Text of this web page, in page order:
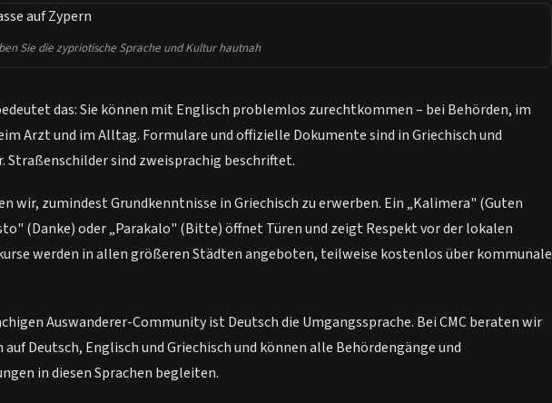
Sie die zypriotische Sprache und Kultur hautnah
das: Sie können mit Englisch problemlos zurechtkommen – bei Behörden, im
Arzt und im Alltag. Formulare und offizielle Dokumente sind in Griechisch und
Straßenschilder sind zweisprachig beschriftet.
wir, zumindest Grundkenntnisse in Griechisch zu erwerben. Ein „Kalimera" (Guten
(Danke) oder „Parakalo" (Bitte) öffnet Türen und zeigt Respekt vor der lokalen
werden in allen größeren Städten angeboten, teilweise kostenlos über kommunale
Auswanderer-Community ist Deutsch die Umgangssprache. Bei CMC beraten wir
Deutsch, Englisch und Griechisch und können alle Behördengänge und
in diesen Sprachen begleiten.